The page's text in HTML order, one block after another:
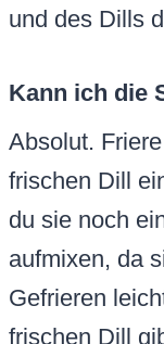
und des Dills
Kann ich die
Absolut.
frischen Dill
du sie noch
aufmixen, da
Gefrieren
frischen Dill